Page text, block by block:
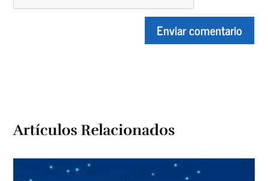
Artículos Relacionados